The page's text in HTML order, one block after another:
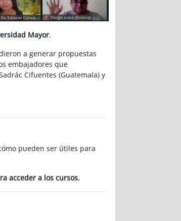
Mayor.
a generar propuestas
embajadores que
Cifuentes (Guatemala) y
pueden ser útiles para
acceder a los cursos.